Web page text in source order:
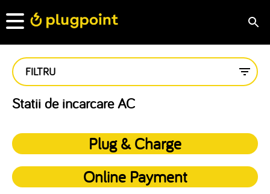
FILTRU
Statii de incarcare AC
Plug & Charge
Online Payment